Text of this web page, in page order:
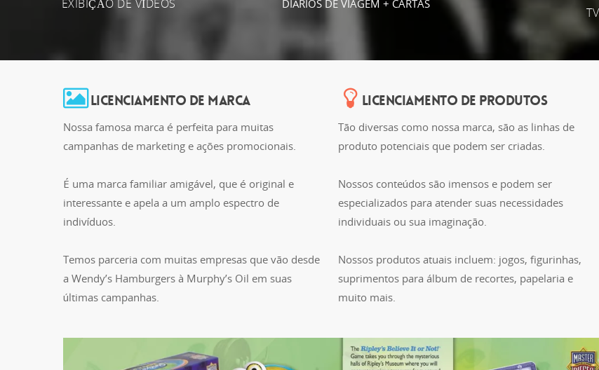
EXIBIÇÃO DE VÍDEOS DIÁRIOS DE VIAGEM + CARTAS
TV
LICENCIAMENTO DE MARCA
Nossa famosa marca é perfeita para muitas
campanhas de marketing e ações promocionais.
É uma marca familiar amigável, que é original e
interessante e apela a um amplo espectro de
indivíduos.
Temos parceria com muitas empresas que vão desde
a Wendy’s Hamburgers à Murphy’s Oil em suas
últimas campanhas.
LICENCIAMENTO DE PRODUTOS
Tão diversas como nossa marca, são as linhas de
produto potenciais que podem ser criadas.
Nossos conteúdos são imensos e podem ser
especializados para atender suas necessidades
individuais ou sua imaginação.
Nossos produtos atuais incluem: jogos, figurinhas,
suprimentos para álbum de recortes, papelaria e
muito mais.